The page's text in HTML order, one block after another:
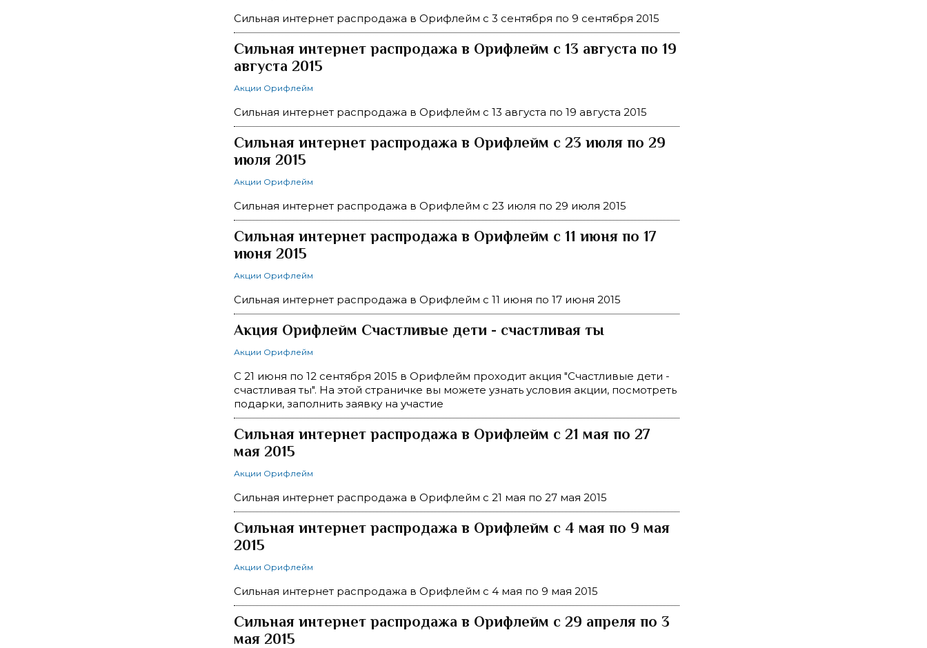
Сильная интернет распродажа в Орифлейм c 3 сентября по 9 сентября 2015
Сильная интернет распродажа в Орифлейм c 13 августа по 19
августа 2015
Акции Орифлейм
Сильная интернет распродажа в Орифлейм c 13 августа по 19 августа 2015
Сильная интернет распродажа в Орифлейм c 23 июля по 29
июля 2015
Акции Орифлейм
Сильная интернет распродажа в Орифлейм c 23 июля по 29 июля 2015
Сильная интернет распродажа в Орифлейм c 11 июня по 17
июня 2015
Акции Орифлейм
Сильная интернет распродажа в Орифлейм c 11 июня по 17 июня 2015
Акция Орифлейм Счастливые дети - счастливая ты
Акции Орифлейм
С 21 июня по 12 сентября 2015 в Орифлейм проходит акция "Счастливые дети -
счастливая ты". На этой страничке вы можете узнать условия акции, посмотреть
подарки, заполнить заявку на участие
Сильная интернет распродажа в Орифлейм c 21 мая по 27
мая 2015
Акции Орифлейм
Сильная интернет распродажа в Орифлейм c 21 мая по 27 мая 2015
Сильная интернет распродажа в Орифлейм c 4 мая по 9 мая
2015
Акции Орифлейм
Сильная интернет распродажа в Орифлейм c 4 мая по 9 мая 2015
Сильная интернет распродажа в Орифлейм c 29 апреля по 3
мая 2015